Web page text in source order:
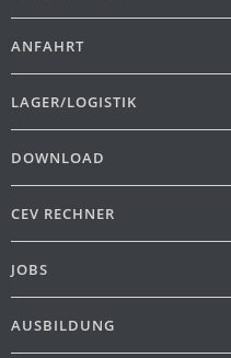
ANFAHRT
LAGER/LOGISTIK
DOWNLOAD
CEV RECHNER
JOBS
AUSBILDUNG